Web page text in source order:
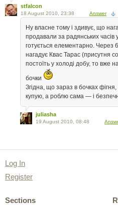
stfalcon
18 August 2010, 23:38 Answer
Ну власне тому і здивує, що
продавали за радянських часів
готується елементарно. Через
нагадує Квас Тарас (присутня
постоїть у холоді добу, то вже
бочки
Згідна, що зараз в бочках
купую, а роблю сама — і
juliasha
19 August 2010, 08:48
Log In
Register
Sections